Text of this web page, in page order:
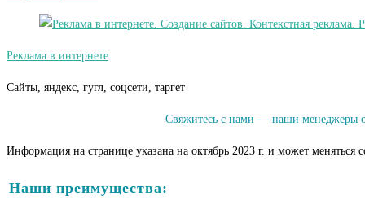
Реклама в интернете
Сайты, яндекс, гугл, соцсети, таргет
Свяжитесь с нами — наши менеджеры
Информация на странице указана на октябрь 2023 г. и может
Наши преимущества: